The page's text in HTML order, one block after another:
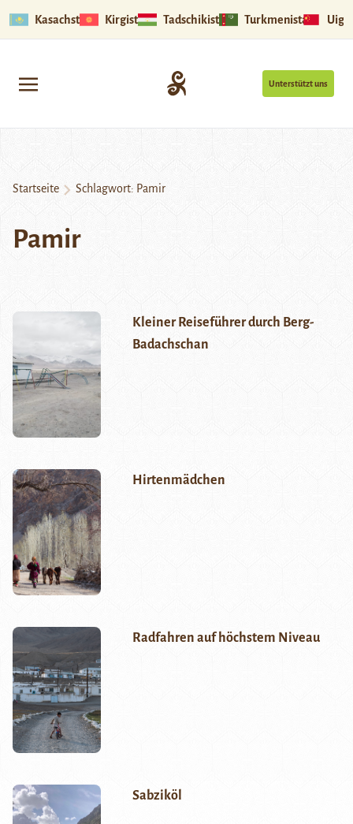
Kasachstan Kirgistan Tadschikistan Turkmenistan
Unterstützt uns
Startseite Schlagwort: Pamir
Pamir
Kleiner Reiseführer durch Berg-
Badachschan
Hirtenmädchen
Radfahren auf höchstem Niveau
Sabziköl